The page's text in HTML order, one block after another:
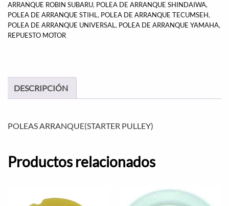
ARRANQUE ROBIN SUBARU, POLEA DE ARRANQUE SHINDAIWA,
POLEA DE ARRANQUE STIHL, POLEA DE ARRANQUE TECUMSEH,
POLEA DE ARRANQUE UNIVERSAL, POLEA DE ARRANQUE YAMAHA,
REPUESTO MOTOR
DESCRIPCIÓN
POLEAS ARRANQUE(STARTER PULLEY)
Productos relacionados